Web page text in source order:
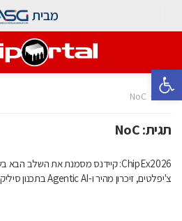
פתח סרגל נגישות
מבית
בית NoC
תגית:NoC
צ'יפלטים, זיכרון מהיר ו-Agentic AI בתכנון סיליקון